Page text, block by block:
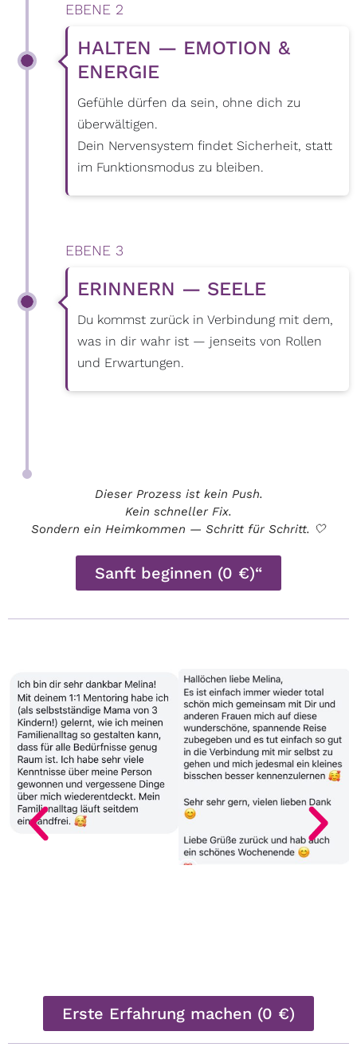
EBENE 2
HALTEN — EMOTION &
ENERGIE
Gefühle dürfen da sein, ohne dich zu
überwältigen.
Dein Nervensystem findet Sicherheit, statt
im Funktionsmodus zu bleiben.
EBENE 3
ERINNERN — SEELE
Du kommst zurück in Verbindung mit dem,
was in dir wahr ist — jenseits von Rollen
und Erwartungen.
Dieser Prozess ist kein Push.
Kein schneller Fix.
Sondern ein Heimkommen — Schritt für Schritt. 🤍
Sanft beginnen (0 €)“
Erste Erfahrung machen (0 €)